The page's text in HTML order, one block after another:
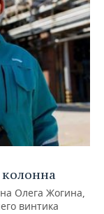
Олега Жогина,
винтика